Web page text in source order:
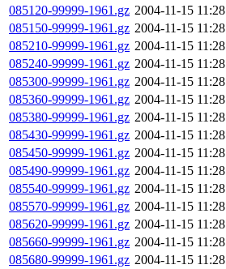
085120-99999-1961.gz 2004-11-15 11:28
085150-99999-1961.gz 2004-11-15 11:28
085210-99999-1961.gz 2004-11-15 11:28
085240-99999-1961.gz 2004-11-15 11:28
085300-99999-1961.gz 2004-11-15 11:28
085360-99999-1961.gz 2004-11-15 11:28
085380-99999-1961.gz 2004-11-15 11:28
085430-99999-1961.gz 2004-11-15 11:28
085450-99999-1961.gz 2004-11-15 11:28
085490-99999-1961.gz 2004-11-15 11:28
085540-99999-1961.gz 2004-11-15 11:28
085570-99999-1961.gz 2004-11-15 11:28
085620-99999-1961.gz 2004-11-15 11:28
085660-99999-1961.gz 2004-11-15 11:28
085680-99999-1961.gz 2004-11-15 11:28